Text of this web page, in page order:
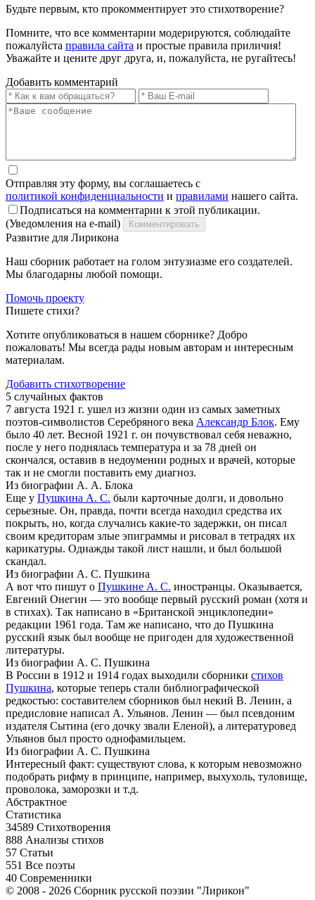
Будьте первым, кто прокомментирует это стихотворение?
Помните, что все комментарии модерируются, соблюдайте
пожалуйста правила сайта и простые правила приличия!
Уважайте и цените друг друга, и, пожалуйста, не ругайтесь!
Добавить комментарий
Отправляя эту форму, вы соглашаетесь с
политикой конфиденциальности и правилами нашего сайта.
Подписаться на комментарии к этой публикации.
(Уведомления на e-mail)
Комментировать
Развитие для Лирикона
Наш сборник работает на голом энтузиазме его создателей.
Мы благодарны любой помощи.
Помочь проекту
Пишете стихи?
Хотите опубликоваться в нашем сборнике? Добро
пожаловать! Мы всегда рады новым авторам и интересным
материалам.
Добавить стихотворение
5 случайных фактов
7 августа 1921 г. ушел из жизни один из самых заметных
поэтов-символистов Серебряного века Александр Блок. Ему
было 40 лет. Весной 1921 г. он почувствовал себя неважно,
после у него поднялась температура и за 78 дней он
скончался, оставив в недоумении родных и врачей, которые
так и не смогли поставить ему диагноз.
Из биографии А. А. Блока
Еще у Пушкина А. С. были карточные долги, и довольно
серьезные. Он, правда, почти всегда находил средства их
покрыть, но, когда случались какие-то задержки, он писал
своим кредиторам злые эпиграммы и рисовал в тетрадях их
карикатуры. Однажды такой лист нашли, и был большой
скандал.
Из биографии А. С. Пушкина
А вот что пишут о Пушкине А. С. иностранцы. Оказывается,
Евгений Онегин — это вообще первый русский роман (хотя и
в стихах). Так написано в «Британской энциклопедии»
редакции 1961 года. Там же написано, что до Пушкина
русский язык был вообще не пригоден для художественной
литературы.
Из биографии А. С. Пушкина
В России в 1912 и 1914 годах выходили сборники стихов
Пушкина, которые теперь стали библиографической
редкостью: составителем сборников был некий В. Ленин, а
предисловие написал А. Ульянов. Ленин — был псевдоним
издателя Сытина (его дочку звали Еленой), а литературовед
Ульянов был просто однофамильцем.
Из биографии А. С. Пушкина
Интересный факт: существуют слова, к которым невозможно
подобрать рифму в принципе, например, выхухоль, туловище,
проволока, заморозки и т.д.
Абстрактное
Статистика
34589 Стихотворения
888 Анализы стихов
57 Статьи
551 Все поэты
40 Современники
© 2008 - 2026 Сборник русской поэзии "Лирикон"